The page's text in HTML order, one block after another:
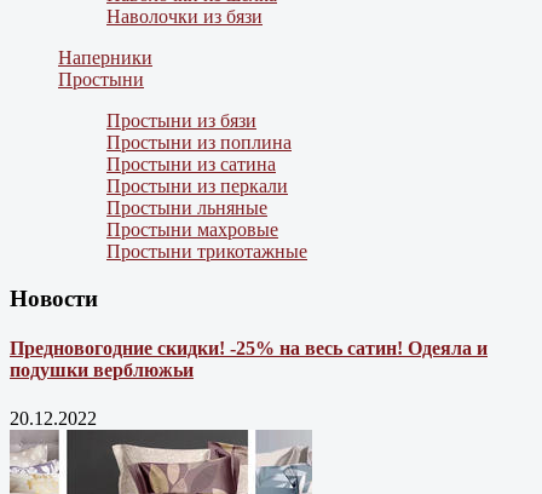
Наволочки из бязи
Наперники
Простыни
Простыни из бязи
Простыни из поплина
Простыни из сатина
Простыни из перкали
Простыни льняные
Простыни махровые
Простыни трикотажные
Новости
Предновогодние скидки! -25% на весь сатин! Одеяла и
подушки верблюжьи
20.12.2022